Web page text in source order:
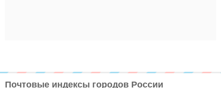
Почтовые индексы городов России